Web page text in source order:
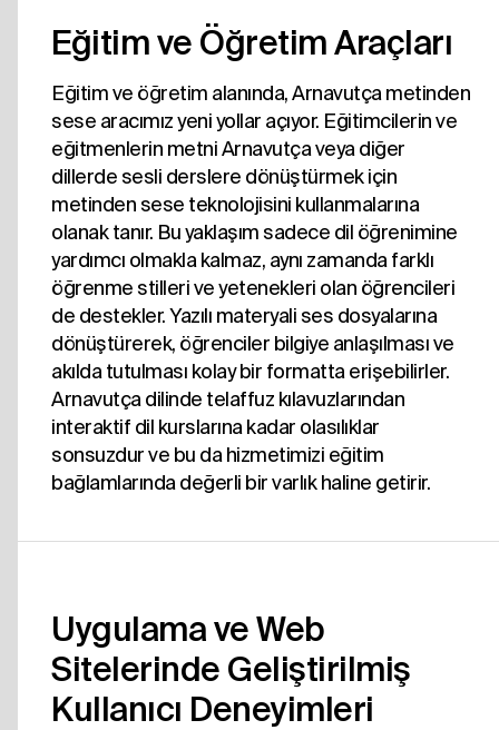
Eğitim ve Öğretim Araçları
Eğitim ve öğretim alanında, Arnavutça metinden
sese aracımız yeni yollar açıyor. Eğitimcilerin ve
eğitmenlerin metni Arnavutça veya diğer
dillerde sesli derslere dönüştürmek için
metinden sese teknolojisini kullanmalarına
olanak tanır. Bu yaklaşım sadece dil öğrenimine
yardımcı olmakla kalmaz, aynı zamanda farklı
öğrenme stilleri ve yetenekleri olan öğrencileri
de destekler. Yazılı materyali ses dosyalarına
dönüştürerek, öğrenciler bilgiye anlaşılması ve
akılda tutulması kolay bir formatta erişebilirler.
Arnavutça dilinde telaffuz kılavuzlarından
interaktif dil kurslarına kadar olasılıklar
sonsuzdur ve bu da hizmetimizi eğitim
bağlamlarında değerli bir varlık haline getirir.
Uygulama ve Web
Sitelerinde Geliştirilmiş
Kullanıcı Deneyimleri